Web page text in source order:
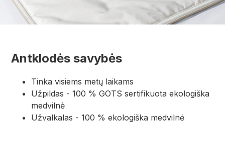
Antklodės savybės
Tinka visiems metų laikams
Užpildas - 100 % GOTS sertifikuota ekologiška
medvilnė
Užvalkalas - 100 % ekologiška medvilnė